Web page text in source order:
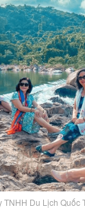
TNHH Du Lịch Quốc